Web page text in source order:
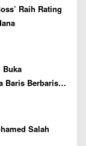
Raih Rating
Buka
Baris Berbaris
Salah